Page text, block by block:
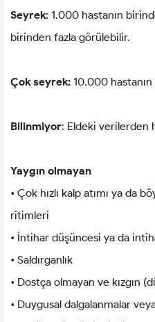
Seyrek: 1.000 hastanın
birinden fazla görülebilir.
Çok seyrek: 10.000
Bilinmiyor: Eldeki verilerden
Yaygın olmayan
• Çok hızlı kalp atımı ya da
ritimleri
• İntihar düşüncesi ya da
• Saldırganlık
• Dostça olmayan ve kızgın
• Duygusal dalgalanmalar